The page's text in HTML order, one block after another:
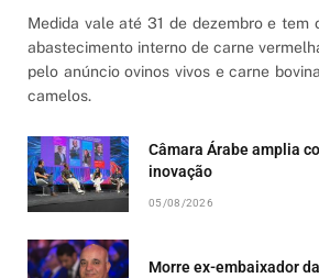
Medida vale até 31 de dezembro e tem
abastecimento interno de carne
pelo anúncio ovinos vivos e carne
camelos.
Câmara Árabe amplia
inovação
05/08/2026
Morre ex-embaixador